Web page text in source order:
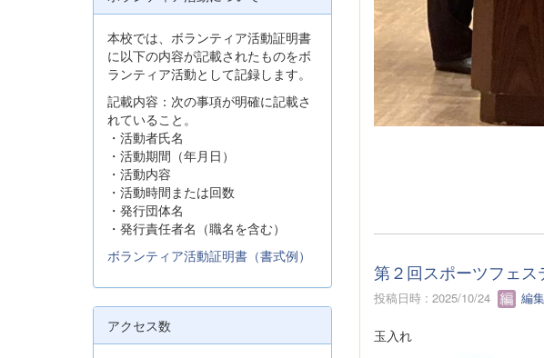
第２回スポーツフェ
投稿日時 : 2025/10/24 編
玉入れ
本校では、ボランティア活動証明書
に以下の内容が記載されたものをボ
ランティア活動として記録します。
記載内容：次の事項が明確に記載さ
れていること。
・活動者氏名
・活動期間（年月日）
・活動内容
・活動時間または回数
・発行団体名
・発行責任者名（職名を含む）
ボランティア活動証明書（書式例）
アクセス数